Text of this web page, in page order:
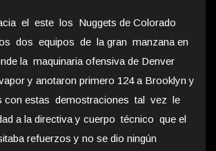
el este los Nuggets de Colorado
dos equipos de la gran manzana en
la maquinaria ofensiva de Denver
y anotaron primero 124 a Brooklyn y
con estas demostraciones tal vez le
a la directiva y cuerpo técnico que el
refuerzos y no se dio ningún